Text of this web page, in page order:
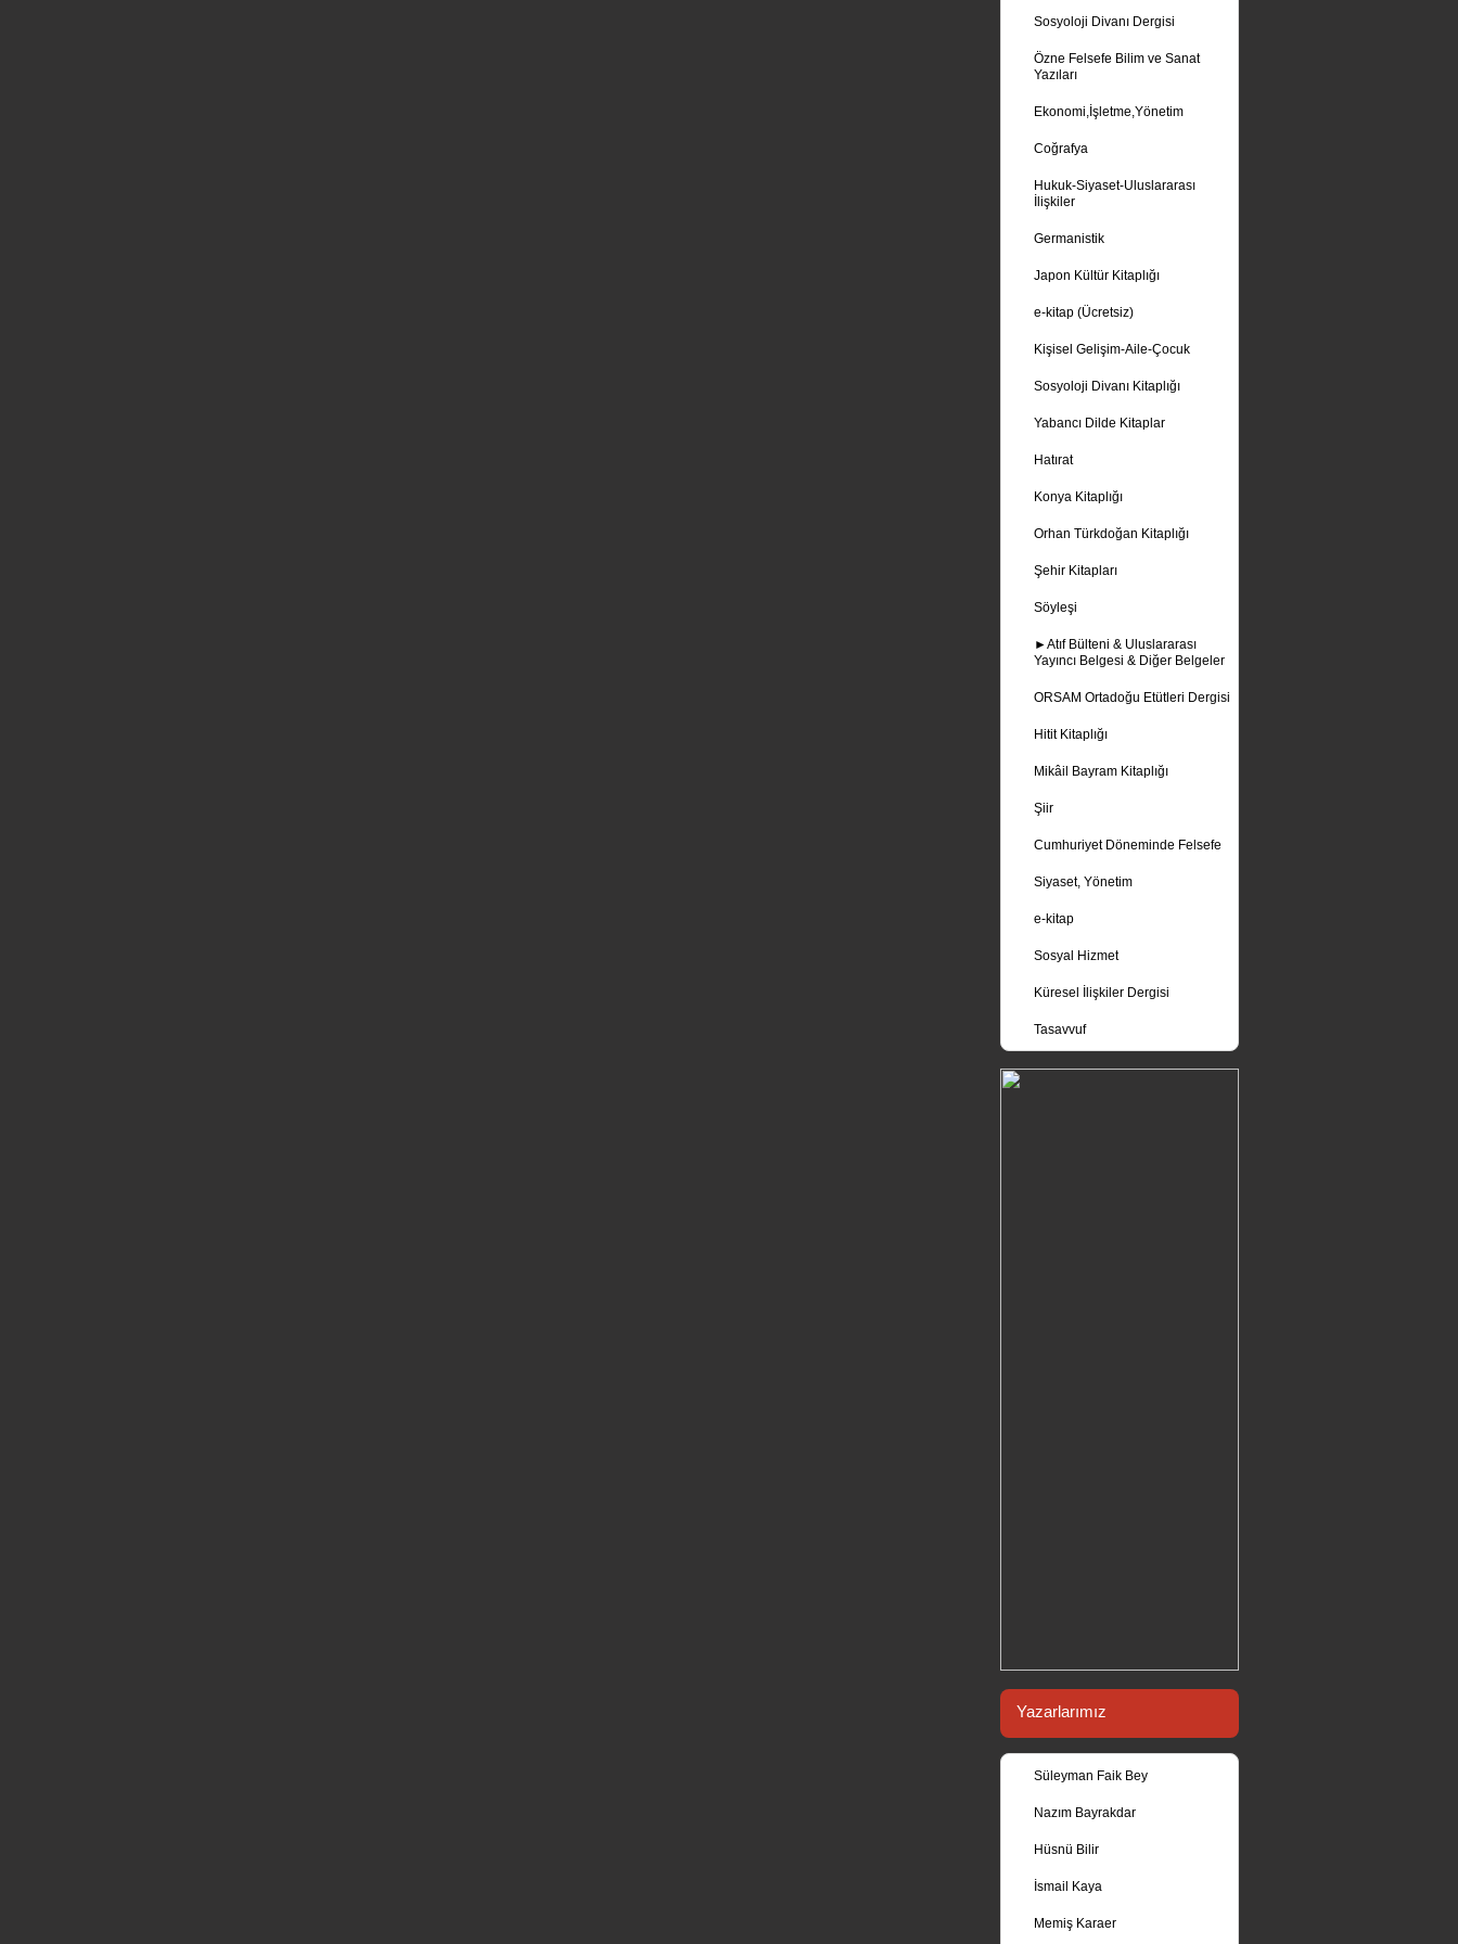
Sosyoloji Divanı Dergisi
Özne Felsefe Bilim ve Sanat
Yazıları
Ekonomi,İşletme,Yönetim
Coğrafya
Hukuk-Siyaset-Uluslararası
İlişkiler
Germanistik
Japon Kültür Kitaplığı
e-kitap (Ücretsiz)
Kişisel Gelişim-Aile-Çocuk
Sosyoloji Divanı Kitaplığı
Yabancı Dilde Kitaplar
Hatırat
Konya Kitaplığı
Orhan Türkdoğan Kitaplığı
Şehir Kitapları
Söyleşi
►Atıf Bülteni & Uluslararası
Yayıncı Belgesi & Diğer Belgeler
ORSAM Ortadoğu Etütleri Dergisi
Hitit Kitaplığı
Mikâil Bayram Kitaplığı
Şiir
Cumhuriyet Döneminde Felsefe
Siyaset, Yönetim
e-kitap
Sosyal Hizmet
Küresel İlişkiler Dergisi
Tasavvuf
Yazarlarımız
Süleyman Faik Bey
Nazım Bayrakdar
Hüsnü Bilir
İsmail Kaya
Memiş Karaer